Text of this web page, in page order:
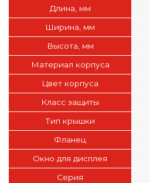
Длина, мм
Ширина, мм
Высота, мм
Материал корпуса
Цвет корпуса
Класс защиты
Тип крышки
Фланец
Окно для дисплея
Серия